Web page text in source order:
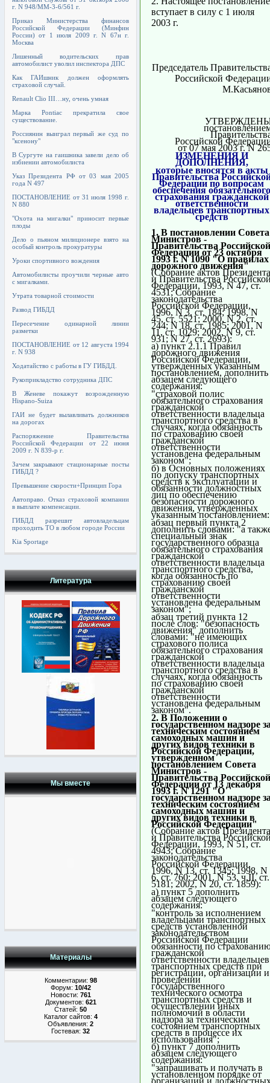
г. N 948/ММ-3-6/561 г.
Приказ Министерства финансов
Российской Федерации (Минфин
России) от 1 июля 2009 г. N 67н г.
Москва
Лишенный водительских прав
автомобилист уволил инспектора ДПС
Как ГАИшник должен оформлять
страховой случай.
Renault Clio III…ну, очень умная
Марка Pontiac прекратила свое
существование.
Россиянин выиграл первый же суд по
"ксенону"
В Сургуте на гаишника завели дело об
избиении автомобилиста
Указ Президента РФ от 03 мая 2005
года N 497
ПОСТАНОВЛЕНИЕ от 31 июля 1998 г.
N 880
"Охота на мигалки" приносит первые
плоды
Дело о пьяном милиционере взято на
особый контроль прокуратуры
Уроки спортивного вождения
Автомобилисты проучили черные авто
с мигалками.
Утрата товарной стоимости
Развод ГИБДД
Пересечение одинарной линии
разметки
ПОСТАНОВЛЕНИЕ от 12 августа 1994
г. N 938
Ходатайство с работы в ГУ ГИБДД.
Рукоприкладство сотрудника ДПС
В Женеве покажут возрожденную
Hispano-Suiza
ГАИ не будет вылавливать должников
на дорогах
Распоряжение Правительства
Российской Федерации от 22 июня
2009 г. N 839-р г.
Зачем закрывают стационарные посты
ГИБДД ?
Превышение скорости+Принцип Гора
Автоправо. Отказ страховой компании
в выплате компенсации.
ГИБДД разрешит автовладельцам
проходить ТО в любом городе России
Kia Sportage
Литература
Мы вместе
Материалы
Комментарии: 98
Форум: 10/42
Новости: 761
Документов: 621
Статей: 50
Каталог сайтов: 4
Объявления: 2
Гостевая: 32
вступает в силу с 1 июля
2003 г.
Председатель
Российской
Российской
от 07 мая 2003 г. N
ИЗМЕНЕНИЯ И
ДОПОЛНЕНИЯ,
которые вносятся в акты
Правительства
Федерации по вопросам
обеспечения обязательного
страхования гражданской
ответственности
владельцев транспортных
средств
1. В постановлении Совета
Министров -
Правительства Российской
Федерации от 23 октября
1993 г. N 1090 "О правилах
дорожного движения"
(Собрание актов Президента
и Правительства Российской
Федерации, 1993, N 47, ст.
4531; Собрание
законодательства
Российской Федерации,
1996, N 3, ст. 184; 1998, N
45, ст. 5521; 2000, N 2, ст.
244; N 18, ст. 1985; 2001, N
11, ст. 1029; 2002, N 9, ст.
931; N 27, ст. 2693):
а) пункт 2.1.1 Правил
дорожного движения
Российской Федерации,
утвержденных указанным
постановлением, дополнить
абзацем следующего
содержания:
"страховой полис
обязательного страхования
гражданской
ответственности владельца
транспортного средства в
случаях, когда обязанность
по страхованию своей
гражданской
ответственности
установлена федеральным
законом";
б) в Основных положениях
по допуску транспортных
средств к эксплуатации и
обязанности должностных
лиц по обеспечению
безопасности дорожного
движения, утвержденных
указанным постановлением:
абзац первый пункта 2
дополнить словами: "а
специальный знак
государственного образца
обязательного страхования
гражданской
ответственности владельца
транспортного средства,
когда обязанность по
страхованию своей
гражданской
ответственности
установлена федеральным
законом";
абзац третий пункта 12
после слов: "безопасность
движения" дополнить
словами: "не имеющих
страхового полиса
обязательного страхования
гражданской
ответственности владельца
транспортного средства в
случаях, когда обязанность
по страхованию своей
гражданской
ответственности
установлена федеральным
законом".
2. В Положении о
государственном надзоре за
техническим состоянием
самоходных машин и
других видов техники в
Российской Федерации,
утвержденном
постановлением Совета
Министров -
Правительства Российской
Федерации от 13 декабря
1993 г. N 1291 "О
государственном надзоре за
техническим состоянием
самоходных машин и
других видов техники в
Российской Федерации"
(Собрание актов Президента
и Правительства Российской
Федерации, 1993, N 51, ст.
4943; Собрание
законодательства
Российской Федерации,
1996, N 13, ст. 1345; 1998, N
6, ст. 760; 2001, N 53, ч.II, ст.
5181; 2002, N 20, ст. 1859):
а) пункт 5 дополнить
абзацем следующего
содержания:
"контроль за исполнением
владельцами транспортных
средств установленной
законодательством
Российской Федерации
обязанности по
гражданской
ответственности владельцев
транспортных средств при
регистрации, организации и
проведении
государственного
технического осмотра
транспортных средств и
осуществлении иных
полномочий в области
надзора за техническим
состоянием транспортных
средств в процессе их
использования";
б) пункт 7 дополнить
абзацем следующего
содержания:
"запрашивать и получать в
установленном порядке от